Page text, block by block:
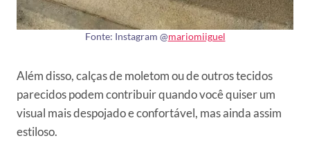
Fonte: Instagram @mariomiiguel
Além disso, calças de moletom ou de outros tecidos
parecidos podem contribuir quando você quiser um
visual mais despojado e confortável, mas ainda assim
estiloso.